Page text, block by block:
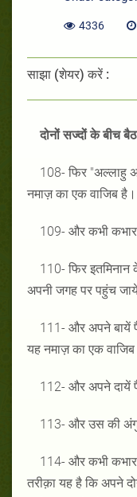
4336
साझा (शेयर) करें :
दोनों सज्दों के बीच
108- फिर "अल्लाहु
नमाज़ का एक वाजिब है।
109- और कभी कभार
110- फिर
अपनी जगह पर पहुंच
111- और अपने बायें
यह नमाज़ का एक वाजिब
112- और अपने दायें
113- और उस की
114- और कभी
तरीक़ा यह है कि अपने